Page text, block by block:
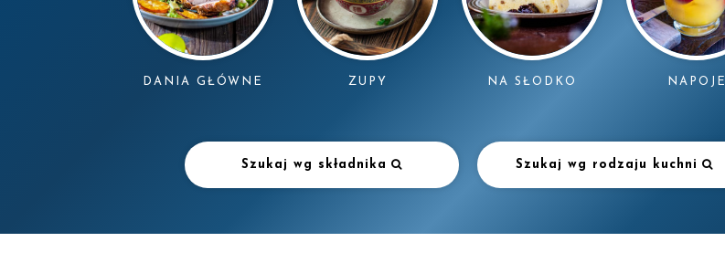
DANIA GŁÓWNE ZUPY NA SŁODKO NAPOJE
Szukaj wg składnika Szukaj wg rodzaju kuchni